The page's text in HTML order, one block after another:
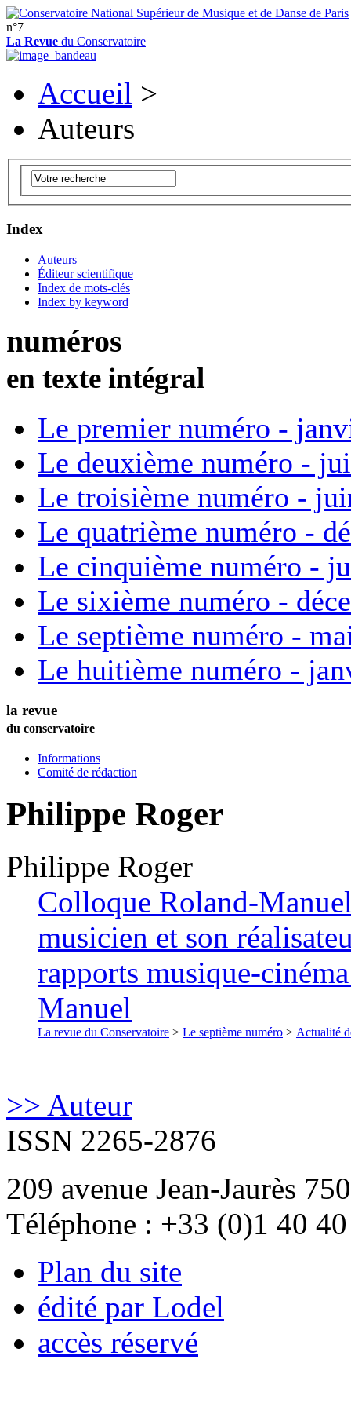
n°7
La Revue du Conservatoire
Accueil >
Auteurs
Index
Auteurs
Éditeur scientifique
Index de mots-clés
Index by keyword
numéros
en texte intégral
Le premier numéro -
Le deuxième numéro -
Le troisième numéro -
Le quatrième numéro -
Le cinquième numéro -
Le sixième numéro -
Le septième numéro -
Le huitième numéro -
la revue
du conservatoire
Informations
Comité de rédaction
Philippe Roger
Philippe Roger
Colloque Roland-
musicien et son
rapports musique-
Manuel
La revue du Conservatoire > Le septième numéro > Actualité
>> Auteur
ISSN 2265-2876
209 avenue Jean-Jaurès
Téléphone : +33 (0)1 40
Plan du site
édité par Lodel
accès réservé